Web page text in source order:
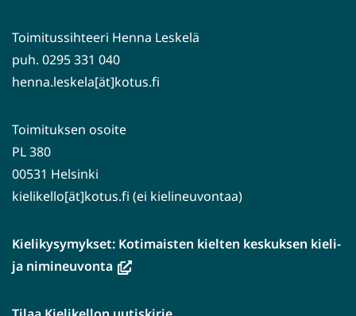
Toimitussihteeri Henna Leskelä
puh. 0295 331 040
henna.leskela[ät]kotus.fi
Toimituksen osoite
PL 380
00531 Helsinki
kielikello[ät]kotus.fi (ei kielineuvontaa)
Kielikysymykset: Kotimaisten kielten keskuksen kieli-
ja nimineuvonta(avautuu
ikkunaan,